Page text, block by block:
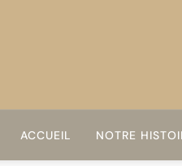
ACCUEIL NOTRE